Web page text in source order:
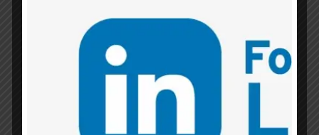
mutlu edeceğine, beklentilerinize ve kariyer
planlarınıza göre programa karar vermek yerinde
. Kariyer planlamanız ve hedefleriniz
doğrultusunda tezli veya tezsiz yüksek lisans
programını tercih edebilirsiniz. Program dili
üniversiteler arası farklılık göstermekle birlikte
programlar genelde Türkçe, İngilizce veya Almanca
göre program tercihinizi yapabilirsiniz.